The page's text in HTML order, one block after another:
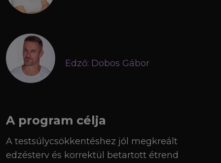
A program célja
A testsúlycsökkentéshez jól megkreált
edzésterv és korrektül betartott étrend
Edző: Dobos Gábor